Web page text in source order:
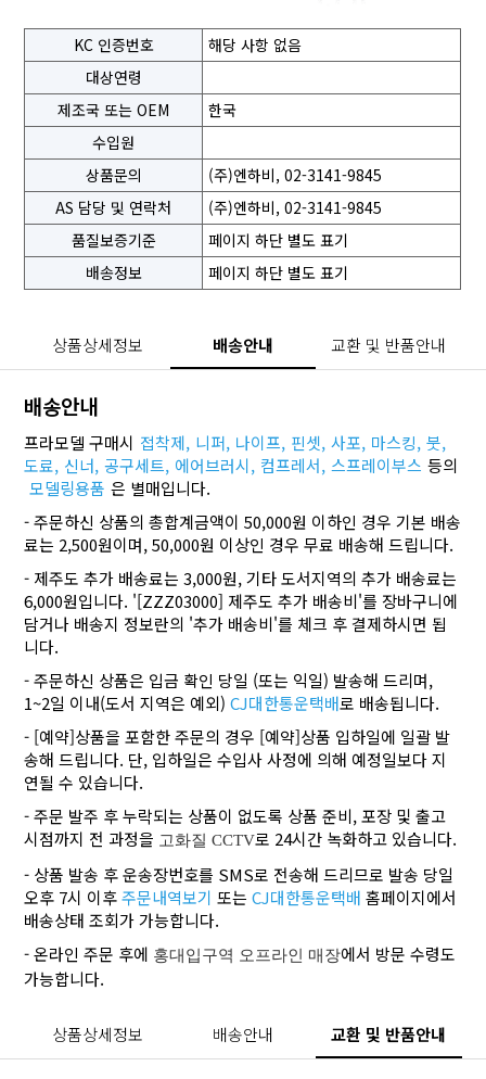
KC 인증번호
해당 사항 없음
대상연령
제조국 또는 OEM
한국
수입원
상품문의
(주)엔하비, 02-3141-9845
AS 담당 및 연락처
(주)엔하비, 02-3141-9845
품질보증기준
페이지 하단 별도 표기
배송정보
페이지 하단 별도 표기
상품상세정보 배송안내 교환 및 반품안내
배송안내
프라모델 구매시 접착제, 니퍼, 나이프, 핀셋, 사포, 마스킹, 붓,
도료, 신너, 공구세트, 에어브러시, 컴프레서, 스프레이부스 등의
모델링용품 은 별매입니다.
- 주문하신 상품의 총합계금액이 50,000원 이하인 경우 기본 배송
료는 2,500원이며, 50,000원 이상인 경우 무료 배송해 드립니다.
- 제주도 추가 배송료는 3,000원, 기타 도서지역의 추가 배송료는
6,000원입니다. '[ZZZ03000] 제주도 추가 배송비'를 장바구니에
담거나 배송지 정보란의 '추가 배송비'를 체크 후 결제하시면 됩
니다.
- 주문하신 상품은 입금 확인 당일 (또는 익일) 발송해 드리며,
1~2일 이내(도서 지역은 예외)CJ대한통운택배로 배송됩니다.
- [예약]상품을 포함한 주문의 경우 [예약]상품 입하일에 일괄 발
송해 드립니다. 단, 입하일은 수입사 사정에 의해 예정일보다 지
연될 수 있습니다.
- 주문 발주 후 누락되는 상품이 없도록 상품 준비, 포장 및 출고
시점까지 전 과정을 고화질 CCTV로 24시간 녹화하고 있습니다.
- 상품 발송 후 운송장번호를 SMS로 전송해 드리므로 발송 당일
오후 7시 이후주문내역보기 또는CJ대한통운택배 홈페이지에서
배송상태 조회가 가능합니다.
- 온라인 주문 후에 홍대입구역 오프라인 매장에서 방문 수령도
가능합니다.
상품상세정보 배송안내 교환 및 반품안내